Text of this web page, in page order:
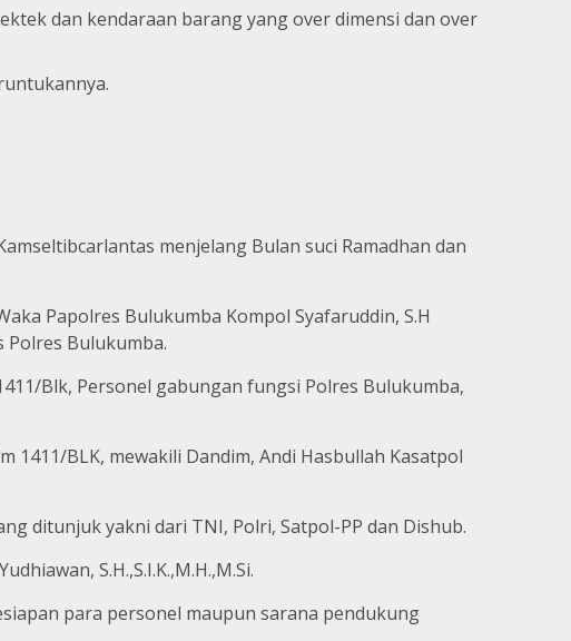
dan kendaraan barang yang over dimensi dan over
menjelang Bulan suci Ramadhan dan
Papolres Bulukumba Kompol Syafaruddin, S.H
Polres Bulukumba.
Blk, Personel gabungan fungsi Polres Bulukumba,
1411/BLK, mewakili Dandim, Andi Hasbullah Kasatpol
ditunjuk yakni dari TNI, Polri, Satpol-PP dan Dishub.
S.H.,S.I.K.,M.H.,M.Si.
para personel maupun sarana pendukung